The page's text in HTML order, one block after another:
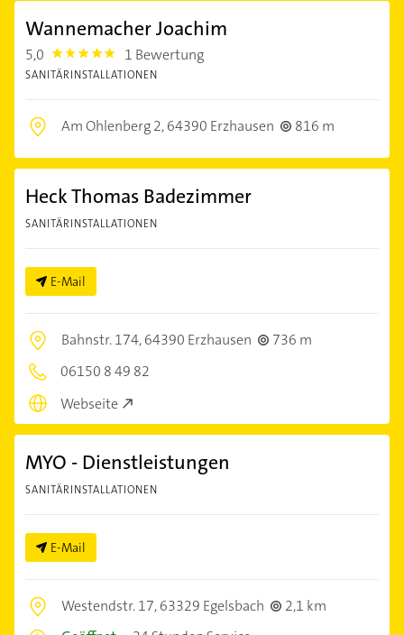
Wannemacher Joachim
5,0 5.0 1 Bewertung
SANITÄRINSTALLATIONEN
Am Ohlenberg 2,64390 Erzhausen 816 m
Heck Thomas Badezimmer
SANITÄRINSTALLATIONEN
E-Mail
Bahnstr. 174,64390 Erzhausen
736 m
06150 8 49 82
Webseite
MYO - Dienstleistungen
SANITÄRINSTALLATIONEN
E-Mail
Westendstr. 17,63329 Egelsbach
2,1 km